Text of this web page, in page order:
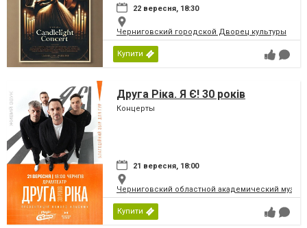
22 вересня, 18:30
Черниговский городской Дворец культуры
Купити
Друга Ріка. Я Є! 30 років
Концерты
21 вересня, 18:00
Черниговский областной академический
Купити